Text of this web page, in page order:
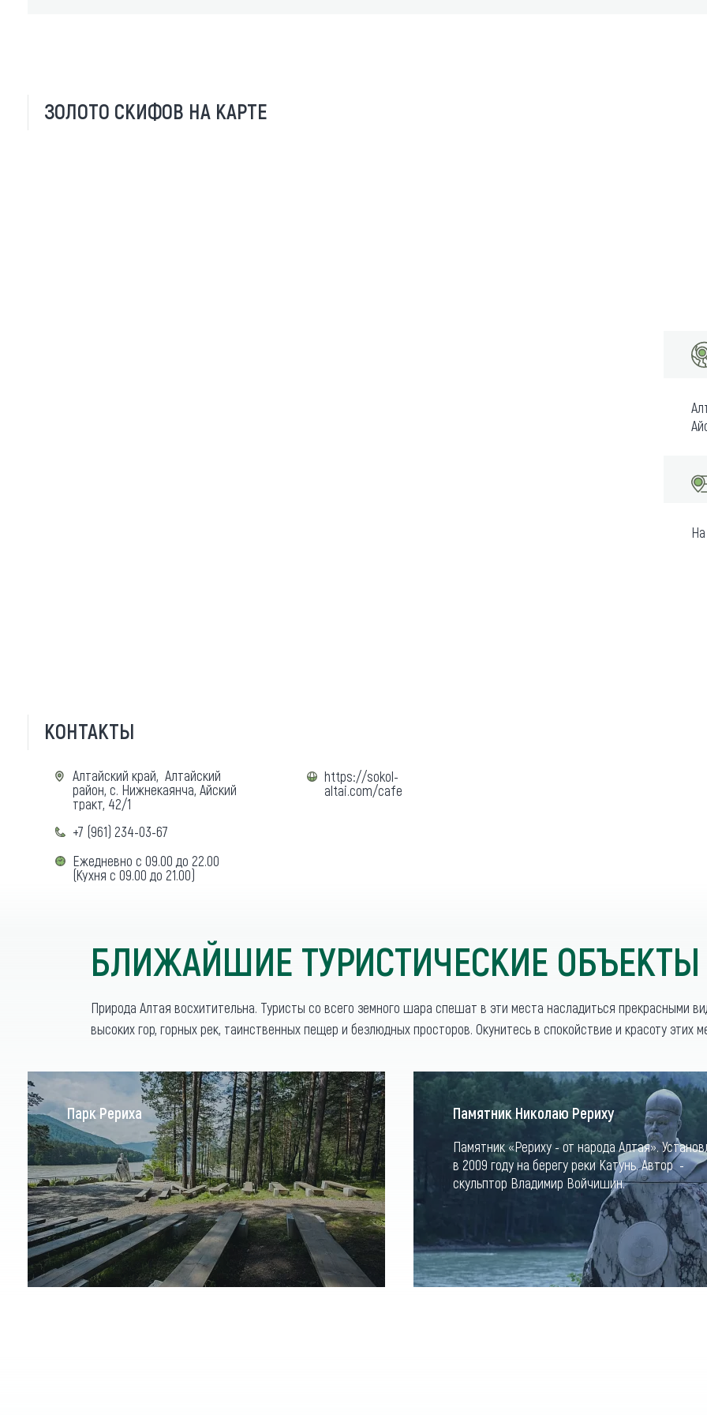
ЗОЛОТО СКИФОВ НА КАРТЕ
КОНТАКТЫ
Алтайский край, Алтайский
район, с. Нижнекаянча, Айский
тракт, 42/1
+7 (961) 234-03-67
Ежедневно с 09.00 до 22.00
(Кухня с 09.00 до 21.00)
https://sokol-
altai.com/cafe
БЛИЖАЙШИЕ ТУРИСТИЧЕСКИЕ ОБЪЕКТЫ
Природа Алтая восхитительна. Туристы со всего земного шара спешат в эти места насладиться прекрасными
высоких гор, горных рек, таинственных пещер и безлюдных просторов. Окунитесь в спокойствие и красоту этих
Парк Рериха Памятник Николаю Рериху
Памятник «Рериху - от народа Алтая».
в 2009 году на берегу реки Катунь. Автор -
скульптор Владимир Войчишин.